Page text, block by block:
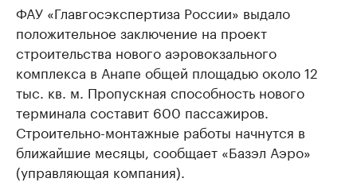
ФАУ «Главгосэкспертиза России» выдало
положительное заключение на проект
строительства нового аэровокзального
комплекса в Анапе общей площадью около 12
тыс. кв. м. Пропускная способность нового
терминала составит 600 пассажиров.
Строительно-монтажные работы начнутся в
ближайшие месяцы, сообщает «Базэл Аэро»
(управляющая компания).